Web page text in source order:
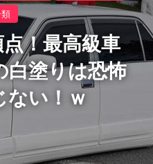
！最高級車
白塗りは恐怖
ない！ｗ